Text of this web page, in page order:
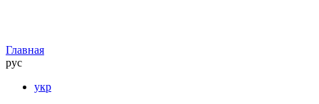
Главная
рус
укр